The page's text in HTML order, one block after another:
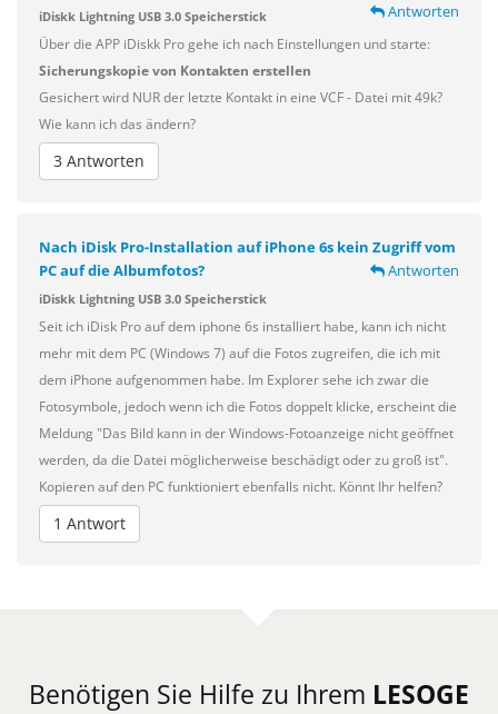
Antworten
iDiskk Lightning USB 3.0 Speicherstick
Über die APP iDiskk Pro gehe ich nach Einstellungen und starte:
Sicherungskopie von Kontakten erstellen
Gesichert wird NUR der letzte Kontakt in eine VCF - Datei mit 49k?
Wie kann ich das ändern?
3 Antworten
Nach iDisk Pro-Installation auf iPhone 6s kein Zugriff vom
PC auf die Albumfotos?
Antworten
iDiskk Lightning USB 3.0 Speicherstick
Seit ich iDisk Pro auf dem iphone 6s installiert habe, kann ich nicht
mehr mit dem PC (Windows 7) auf die Fotos zugreifen, die ich mit
dem iPhone aufgenommen habe. Im Explorer sehe ich zwar die
Fotosymbole, jedoch wenn ich die Fotos doppelt klicke, erscheint die
Meldung "Das Bild kann in der Windows-Fotoanzeige nicht geöffnet
werden, da die Datei möglicherweise beschädigt oder zu groß ist".
Kopieren auf den PC funktioniert ebenfalls nicht. Könnt Ihr helfen?
1 Antwort
Benötigen Sie Hilfe zu Ihrem LESOGE